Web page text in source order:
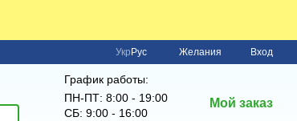
Укр Рус Желания Вход
График работы:
ПН-ПТ: 8:00 - 19:00
СБ: 9:00 - 16:00
Мой заказ